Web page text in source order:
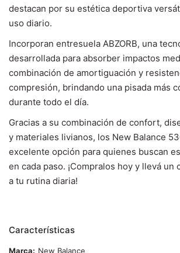
destacan por su estética deportiva
uso diario.
Incorporan entresuela ABZORB, una
desarrollada para absorber impactos
combinación de amortiguación y
compresión, brindando una pisada más
durante todo el día.
Gracias a su combinación de confort,
y materiales livianos, los New Balance
excelente opción para quienes buscan
en cada paso. ¡Compralos hoy y llevá un
a tu rutina diaria!
Características
Marca
New Balance